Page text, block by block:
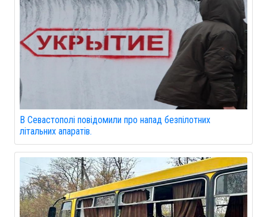
В Севастополі повідомили про напад безпілотних
літальних апаратів.